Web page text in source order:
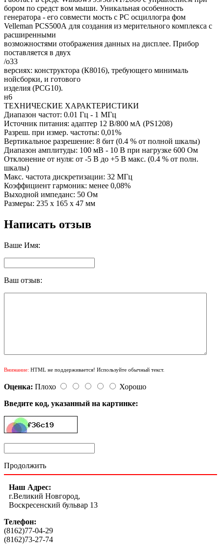
бором по средст вом мыши. Уникальная особенность
генератора - его совмести мость с PC осциллогра фом
Velleman PCS500А для создания из мерительного комплекса с
расширенными
возможностями отображения данных на дисплее. Прибор
поставляется в двух
/о33
версиях: конструктора (К8016), требующего минималь
нойсборки, и готового
изделия (PCG10).
н6
ТЕХНИЧЕСКИЕ ХАРАКТЕРИСТИКИ
Диапазон частот: 0.01 Гц - 1 МГц
Источник питания: адаптер 12 В/800 мА (PS1208)
Разреш. при измер. частоты: 0,01%
Вертикальное разрешение: 8 бит (0.4 % от полной шкалы)
Диапазон амплитуды: 100 мВ - 10 В при нагрузке 600 Ом
Отклонение от нуля: от -5 В до +5 В макс. (0.4 % от полн.
шкалы)
Макс. частота дискретизации: 32 МГц
Коэффициент гармоник: менее 0,08%
Выходной импеданс: 50 Ом
Размеры: 235 х 165 х 47 мм
Написать отзыв
Ваше Имя:
Ваш отзыв:
Внимание: HTML не поддерживается! Используйте обычный текст.
Оценка: Плохо
Хорошо
Введите код, указанный на картинке:
Продолжить
Наш Адрес:
г.Великий Новгород,
Воскресенский бульвар 13
Телефон:
(8162)77-04-29
(8162)73-27-74